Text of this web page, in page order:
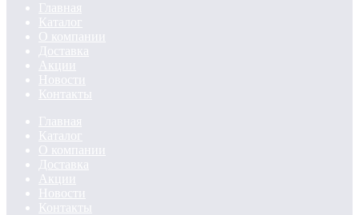
Главная
Каталог
О компании
Доставка
Акции
Новости
Контакты
Главная
Каталог
О компании
Доставка
Акции
Новости
Контакты